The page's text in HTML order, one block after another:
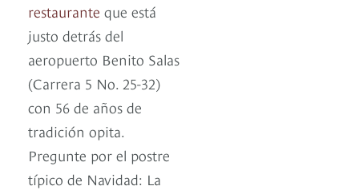
restaurante que está
justo detrás del
aeropuerto Benito Salas
(Carrera 5 No. 25-32)
con 56 de años de
tradición opita.
Pregunte por el postre
típico de Navidad: La